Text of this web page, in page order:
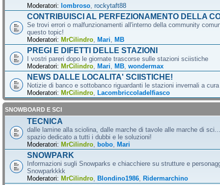
Moderatori: lombroso rockytaft88
CONTRIBUISCI AL PERFEZIONAMENTO DELLA
Se trovi errori o malfunzionamenti all'interno della community
questo topic!
Moderatori: MrCilindro Mari MB
PREGI E DIFETTI DELLE STAZIONI
I vostri pareri dopo le giornate trascorse sulle stazioni sciistiche
Moderatori: MrCilindro Mari MB wondermax
NEWS DALLE LOCALITA' SCIISTICHE!
Notizie di banco e sottobanco riguardanti le stazioni invernali a
Moderatori: MrCilindro Lacombriccoladelfiasco
SNOWBOARD E SCI
TECNICA
dalle lamine alla sciolina, dalle marche di tavole alle marche di
spazio dedicato a tutti i dubbi e le soluzioni!
Moderatori: MrCilindro bobo Mari
SNOWPARK
Informazioni sugli Snowparks e chiacchiere su strutture e
Snowparkkkk
Moderatori: MrCilindro Blondino1986 Ridermarchino